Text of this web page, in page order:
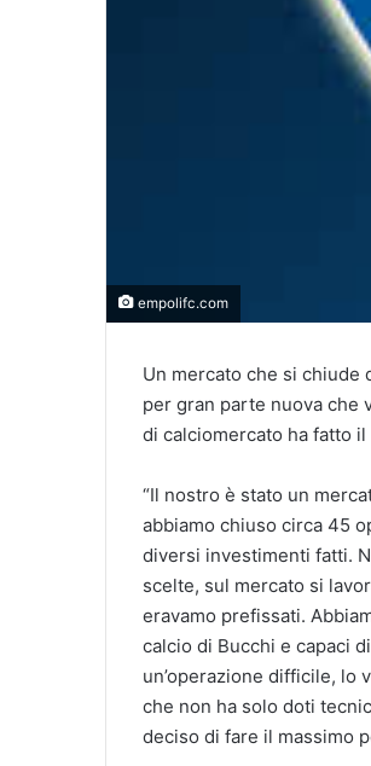
empolifc.com
Un mercato che si chiude
per gran parte nuova che
di calciomercato ha fatto
“Il nostro è stato un
abbiamo chiuso circa 45
diversi investimenti fatti.
scelte, sul mercato si
eravamo prefissati.
calcio di Bucchi e capaci
un’operazione difficile, lo
che non ha solo doti
deciso di fare il massimo